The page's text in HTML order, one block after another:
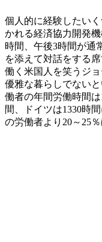
個人的に経験したい
かれる経済協力開発
時間、午後3時間が通
を添えて対話をする
働く米国人を笑うジ
優雅な暮らしでない
働者の年間労働時間
間、ドイツは1330時
の労働者より20～25